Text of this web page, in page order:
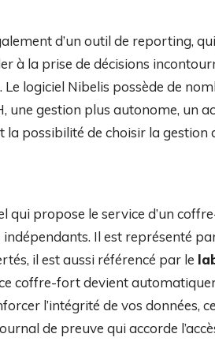
d’un outil de reporting,
à la prise de décisions
logiciel Nibelis possède de
une gestion plus autonome, un
possibilité de choisir la gestion
qui propose le service d’un
Il est représenté
il est aussi référencé par le
coffre-fort devient
l’intégrité de vos données,
de preuve qui accorde